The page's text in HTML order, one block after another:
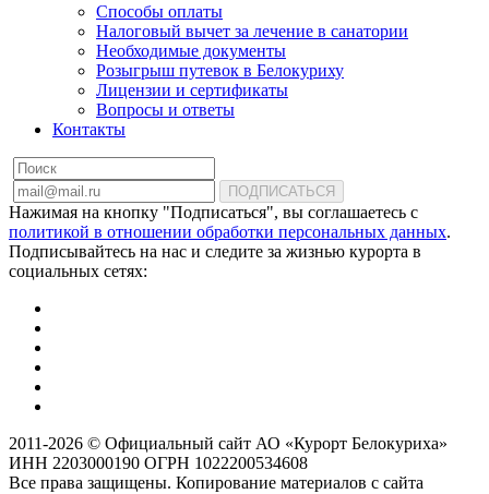
Способы оплаты
Налоговый вычет за лечение в санатории
Необходимые документы
Розыгрыш путевок в Белокуриху
Лицензии и сертификаты
Вопросы и ответы
Контакты
ПОДПИСАТЬСЯ
Нажимая на кнопку "Подписаться", вы соглашаетесь с
политикой в отношении обработки персональных данных.
Подписывайтесь на нас и следите за жизнью курорта в
социальных сетях:
2011-2026 © Официальный сайт АО «Курорт Белокуриха»
ИНН 2203000190 ОГРН 1022200534608
Все права защищены. Копирование материалов с сайта